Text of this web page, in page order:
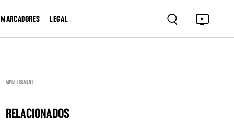
MARCADORES LEGAL
ADVERTISEMENT
RELACIONADOS